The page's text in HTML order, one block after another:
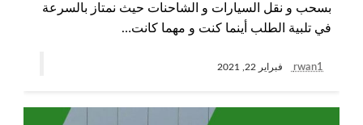
بسحب و نقل السيارات و الشاحنات حيث نمتاز بالسرعة
في تلبية الطلب أينما كنت و مهما كانت…
rwan1 فبراير 22, 2021